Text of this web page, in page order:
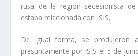
rusa de la región secesionista
estaba relacionada con ISIS.
De igual forma, se produjeron
presuntamente por ISIS el 5 de